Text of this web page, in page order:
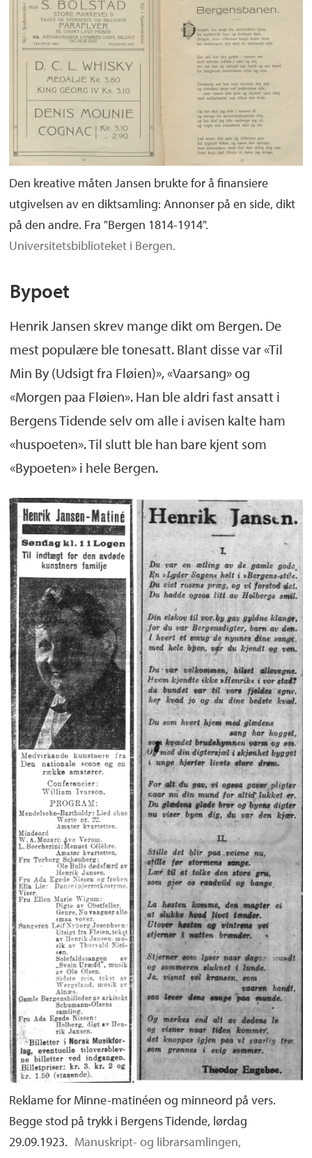
Den kreative måten Jansen brukte for å finansiere
utgivelsen av en diktsamling: Annonser på en side, dikt
på den andre. Fra "Bergen 1814-1914".
Universitetsbiblioteket i Bergen.
Bypoet
Henrik Jansen skrev mange dikt om Bergen. De
mest populære ble tonesatt. Blant disse var «Til
Min By (Udsigt fra Fløien)», «Vaarsang» og
«Morgen paa Fløien». Han ble aldri fast ansatt i
Bergens Tidende selv om alle i avisen kalte ham
«huspoeten». Til slutt ble han bare kjent som
«Bypoeten» i hele Bergen.
Reklame for Minne-matinéen og minneord på vers.
Begge stod på trykk i Bergens Tidende, lørdag
29.09.1923. Manuskript- og librarsamlingen,